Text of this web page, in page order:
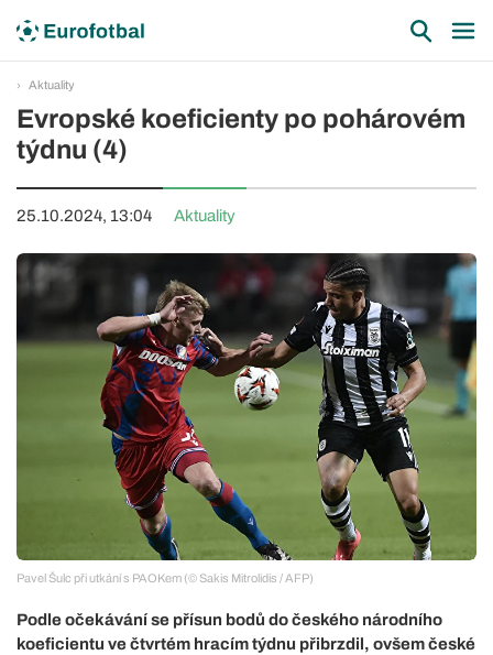
Aktuality
Evropské koeficienty po pohárovém
týdnu (4)
25.10.2024, 13:04 Aktuality
Pavel Šulc při utkání s PAOKem (© Sakis Mitrolidis / AFP)
Podle očekávání se přísun bodů do českého národního
koeficientu ve čtvrtém hracím týdnu přibrzdil, ovšem české